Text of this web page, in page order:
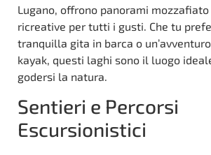
Lugano, offrono panorami
ricreative per tutti i gusti. Che tu
tranquilla gita in barca o
kayak, questi laghi sono il luogo
godersi la natura.
Sentieri e Percorsi
Escursionistici